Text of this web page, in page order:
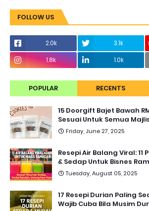
FOLLOW US
2.0k 3.1k
1.8k
1.0k
POPULAR RECENTS
15 Doorgift Bajet Bawah
Sesuai Untuk Semua
Friday, June 27, 2025
Resepi Air Balang Viral: 11
& Sedap Untuk Bisnes
Tuesday, August 05, 2025
17 Resepi Durian Paling
Wajib Cuba Bila Musim